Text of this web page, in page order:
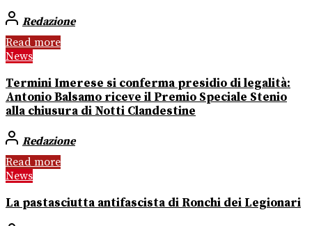
Redazione
Read more
News
Termini Imerese si conferma presidio di legalità:
Antonio Balsamo riceve il Premio Speciale Stenio
alla chiusura di Notti Clandestine
Redazione
Read more
News
La pastasciutta antifascista di Ronchi dei Legionari